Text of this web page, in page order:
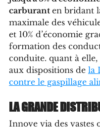
carburant en bridant
maximale des
et 10% d’économie
formation des
conduite. quant à elle,
aux dispositions de la
contre le gaspillage
LA GRANDE
Innove via des vastes